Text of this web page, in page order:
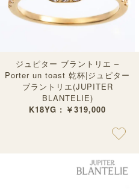
ジュピター ブラントリエ –
Porter un toast 乾杯|ジュピター
ブラントリエ(JUPITER
BLANTELIE)
K18YG : ￥319,000